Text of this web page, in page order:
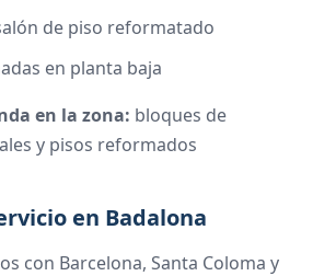
de piso reformatado
en planta baja
en la zona: bloques de
y pisos reformados
en Badalona
con Barcelona, Santa Coloma y